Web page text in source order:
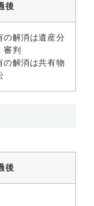
後
の解消は遺産分
審判
の解消は共有物
後